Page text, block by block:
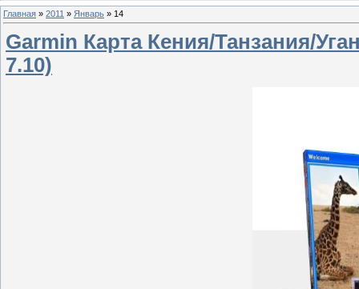
Главная » 2011 » Январь » 14
Garmin Карта Кения/Танзания/
7.10)